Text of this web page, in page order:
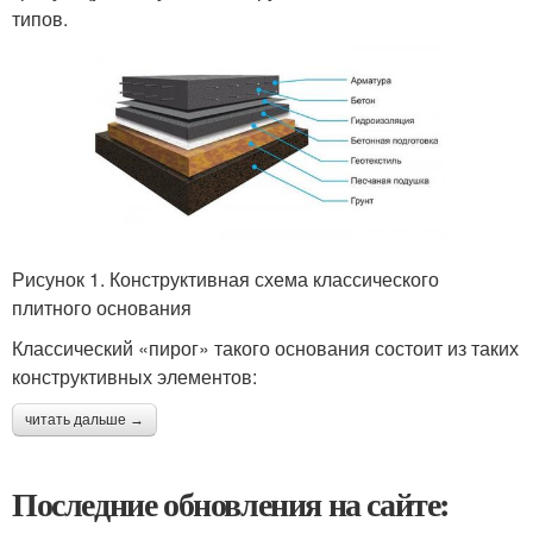
типов.
Рисунок 1. Конструктивная схема классического
плитного основания
Классический «пирог» такого основания состоит из таких
конструктивных элементов:
читать дальше →
Последние обновления на сайте: